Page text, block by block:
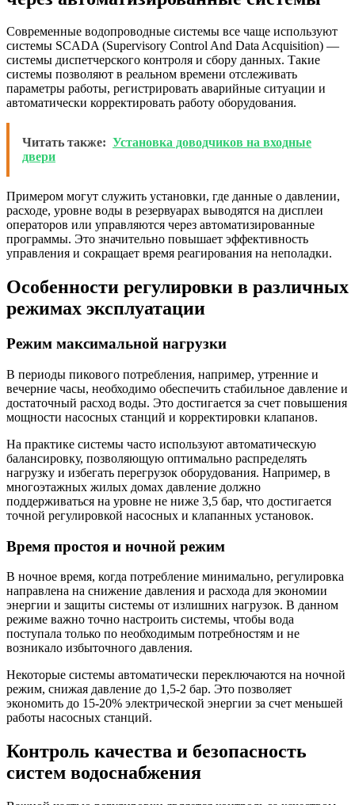
Современные водопроводные системы все чаще используют
системы SCADA (Supervisory Control And Data Acquisition) —
системы диспетчерского контроля и сбору данных. Такие
системы позволяют в реальном времени отслеживать
параметры работы, регистрировать аварийные ситуации и
автоматически корректировать работу оборудования.
Читать также: Установка доводчиков на входные
двери
Примером могут служить установки, где данные о давлении,
расходе, уровне воды в резервуарах выводятся на дисплеи
операторов или управляются через автоматизированные
программы. Это значительно повышает эффективность
управления и сокращает время реагирования на неполадки.
Особенности регулировки в различных
режимах эксплуатации
Режим максимальной нагрузки
В периоды пикового потребления, например, утренние и
вечерние часы, необходимо обеспечить стабильное давление и
достаточный расход воды. Это достигается за счет повышения
мощности насосных станций и корректировки клапанов.
На практике системы часто используют автоматическую
балансировку, позволяющую оптимально распределять
нагрузку и избегать перегрузок оборудования. Например, в
многоэтажных жилых домах давление должно
поддерживаться на уровне не ниже 3,5 бар, что достигается
точной регулировкой насосных и клапанных установок.
Время простоя и ночной режим
В ночное время, когда потребление минимально, регулировка
направлена на снижение давления и расхода для экономии
энергии и защиты системы от излишних нагрузок. В данном
режиме важно точно настроить системы, чтобы вода
поступала только по необходимым потребностям и не
возникало избыточного давления.
Некоторые системы автоматически переключаются на ночной
режим, снижая давление до 1,5-2 бар. Это позволяет
экономить до 15-20% электрической энергии за счет меньшей
работы насосных станций.
Контроль качества и безопасность
систем водоснабжения